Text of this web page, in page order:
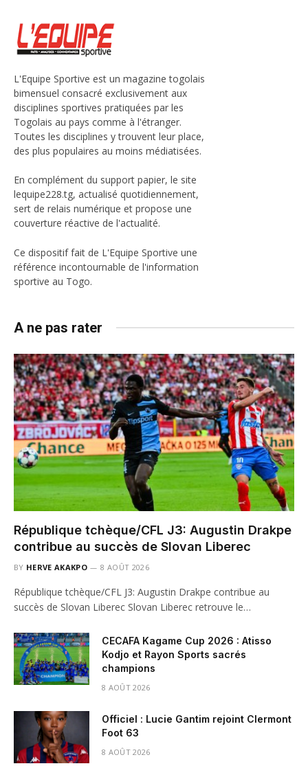
L'Equipe Sportive est un magazine togolais
bimensuel consacré exclusivement aux
disciplines sportives pratiquées par les
Togolais au pays comme à l'étranger.
Toutes les disciplines y trouvent leur place,
des plus populaires au moins médiatisées.
En complément du support papier, le site
lequipe228.tg, actualisé quotidiennement,
sert de relais numérique et propose une
couverture réactive de l'actualité.
Ce dispositif fait de L'Equipe Sportive une
référence incontournable de l'information
sportive au Togo.
A ne pas rater
République tchèque/CFL J3: Augustin Drakpe
contribue au succès de Slovan Liberec
BY HERVE AKAKPO 8 AOÛT 2026
République tchèque/CFL J3: Augustin Drakpe contribue au
succès de Slovan Liberec Slovan Liberec retrouve le…
CECAFA Kagame Cup 2026 : Atisso
Kodjo et Rayon Sports sacrés
champions
8 AOÛT 2026
Officiel : Lucie Gantim rejoint Clermont
Foot 63
8 AOÛT 2026